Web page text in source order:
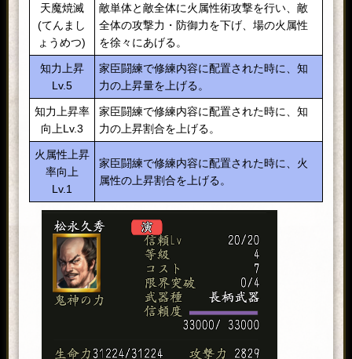
天魔焼滅
(てんまし
ょうめつ)
敵単体と敵全体に火属性術攻撃を行い、敵
全体の攻撃力・防御力を下げ、場の火属性
を徐々にあげる。
知力上昇
Lv.5
家臣闘練で修練内容に配置された時に、知
力の上昇量を上げる。
知力上昇率
向上Lv.3
家臣闘練で修練内容に配置された時に、知
力の上昇割合を上げる。
火属性上昇
率向上
Lv.1
家臣闘練で修練内容に配置された時に、火
属性の上昇割合を上げる。